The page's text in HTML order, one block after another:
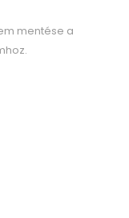
mentése a